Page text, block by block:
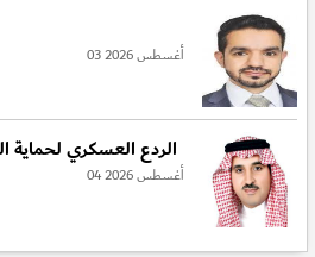
03 أغسطس 2026
الردع العسكري لحماية
04 أغسطس 2026